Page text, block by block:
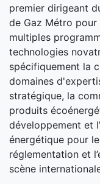
premier dirigeant
de Gaz Métro
multiples
technologies
spécifiquement la
domaines
stratégique, la
produits
développement et
énergétique pour
réglementation et
scène